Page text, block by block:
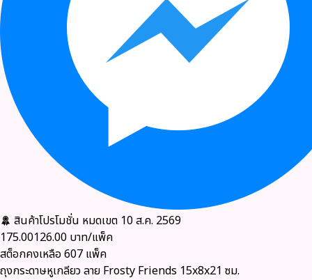
สินค้าโปรโมชั่น หมดเขต 10 ส.ค. 2569
175.00126.00 บาท/แพ็ค
สต็อกคงเหลือ 607 แพ็ค
ถุงกระดาษหูเกลียว ลาย Frosty Friends 15x8x21 ซม.